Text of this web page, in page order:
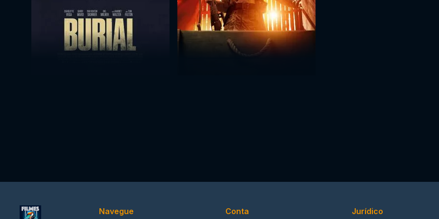
Navegue Conta Jurídico